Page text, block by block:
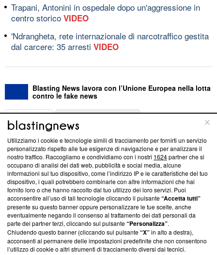
Trapani, Antonini in ospedale dopo un'aggressione in
centro storico VIDEO
'Ndrangheta, rete internazionale di narcotraffico gestita
dal carcere: 35 arresti VIDEO
Blasting News lavora con l’Unione Europea nella lotta
contro le fake news
ABOUT
Questa sezione offre informazioni trasparenti su Blasting
News, sui nostri processi editoriali e su come ci impegniamo a
creare news di qualità. Inoltre, afferma la nostra aderenza a
‘Trust Project - News with Integrity’Blasting News non è
ancora membro del programma, ma ha richiesto di farne
parte; Trust Project non ha ancora effettuato una verifica di
conformità agli standard.
Su di noi
Team editoriale
Utilizziamo i cookie e tecnologie simili di tracciamento per fornirti un servizio
personalizzato rispetto alle tue esigenze di navigazione e per analizzare il
nostro traffico. Raccogliamo e condividiamo con i nostri 1624partner che si
occupano di analisi dei dati web, pubblicità e social media, alcune
informazioni sul tuo dispositivo, come l’indirizzo IP e le caratteristiche del tuo
dispositivo, i quali potrebbero combinarle con altre informazioni che hai
fornito loro o che hanno raccolto dal tuo utilizzo dei loro servizi. Puoi
acconsentire all’uso di tali tecnologie cliccando il pulsante“Accetta tutti”
presente su questo banner oppure personalizzare le tue scelte, anche
eventualmente negando il consenso al trattamento dei dati personali da
parte dei partner terzi, cliccando sul pulsante“Personalizza”.
Chiudendo questo banner (cliccando sul pulsante“X”in alto a destra),
acconsenti al permanere delle impostazioni predefinite che non consentono
l’utilizzo di cookie o altri strumenti di tracciamento diversi dai tecnici.